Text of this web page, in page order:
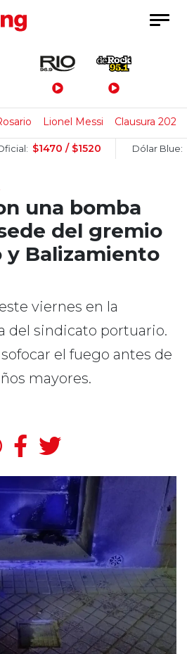
Lionel Messi Clausura 2026
$1470 / $1520 Dólar Blue:
una bomba
del gremio
y Balizamiento
viernes en la
del sindicato portuario.
el fuego antes de
mayores.